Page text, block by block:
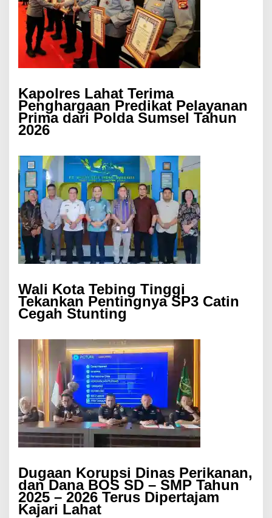
Kapolres Lahat Terima
Penghargaan Predikat Pelayanan
Prima dari Polda Sumsel Tahun
2026
Wali Kota Tebing Tinggi
Tekankan Pentingnya SP3 Catin
Cegah Stunting
Dugaan Korupsi Dinas Perikanan,
dan Dana BOS SD – SMP Tahun
2025 – 2026 Terus Dipertajam
Kajari Lahat